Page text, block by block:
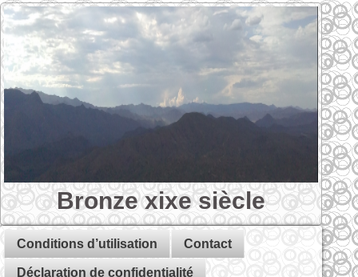
Bronze xixe siècle
Conditions d’utilisation Contact
Déclaration de confidentialité